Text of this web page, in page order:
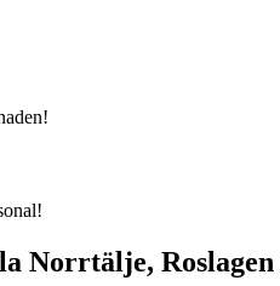
Norrtälje,